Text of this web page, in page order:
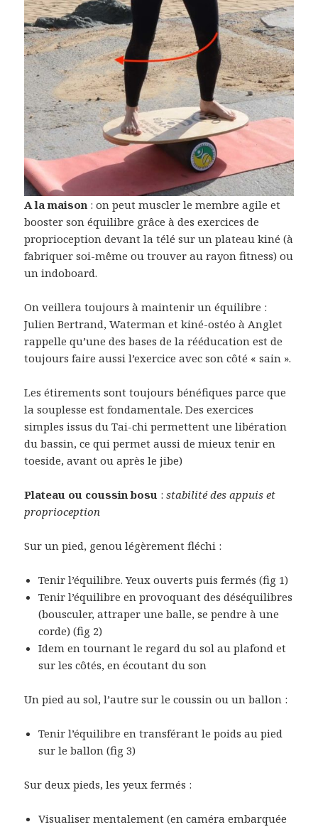
A la maison : on peut muscler le membre agile et
booster son équilibre grâce à des exercices de
proprioception devant la télé sur un plateau kiné (à
fabriquer soi-même ou trouver au rayon fitness) ou
un indoboard.
On veillera toujours à maintenir un équilibre :
Julien Bertrand, Waterman et kiné-ostéo à Anglet
rappelle qu’une des bases de la rééducation est de
toujours faire aussi l’exercice avec son côté « sain ».
Les étirements sont toujours bénéfiques parce que
la souplesse est fondamentale. Des exercices
simples issus du Tai-chi permettent une libération
du bassin, ce qui permet aussi de mieux tenir en
toeside, avant ou après le jibe)
Plateau ou coussin bosu :stabilité des appuis et
proprioception
Sur un pied, genou légèrement fléchi :
Tenir l’équilibre. Yeux ouverts puis fermés (fig 1)
Tenir l’équilibre en provoquant des déséquilibres
(bousculer, attraper une balle, se pendre à une
corde) (fig 2)
Idem en tournant le regard du sol au plafond et
sur les côtés, en écoutant du son
Un pied au sol, l’autre sur le coussin ou un ballon :
Tenir l’équilibre en transférant le poids au pied
sur le ballon (fig 3)
Sur deux pieds, les yeux fermés :
Visualiser mentalement (en caméra embarquée